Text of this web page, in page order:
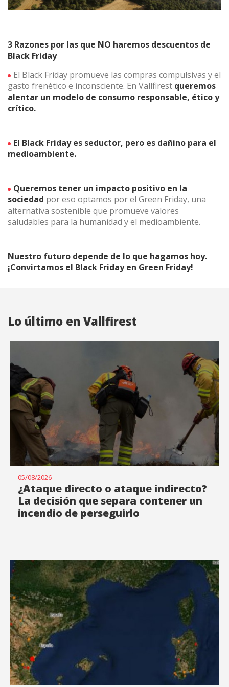
3 Razones por las que NO haremos descuentos de
Black Friday
El Black Friday promueve las compras compulsivas y el
gasto frenético e inconsciente. En Vallfirest queremos
alentar un modelo de consumo responsable, ético y
crítico.
El Black Friday es seductor, pero es dañino para el
medioambiente.
Queremos tener un impacto positivo en la
sociedad por eso optamos por el Green Friday, una
alternativa sostenible que promueve valores
saludables para la humanidad y el medioambiente.
Nuestro futuro depende de lo que hagamos hoy.
¡Convirtamos el Black Friday en Green Friday!
Lo último en Vallfirest
05/08/2026
¿Ataque directo o ataque indirecto?
La decisión que separa contener un
incendio de perseguirlo
guardar la información de preferencia del usuario para
Marketing y publicidad
sobre las preferencias y elecciones personales del usuario
a través de la observación continuada de sus hábitos de
navegación. Gracias a ellas, podemos conocer los hábitos
de navegación en el sitio web y mostrar publicidad
relacionada con el perfil de navegación del usuario.